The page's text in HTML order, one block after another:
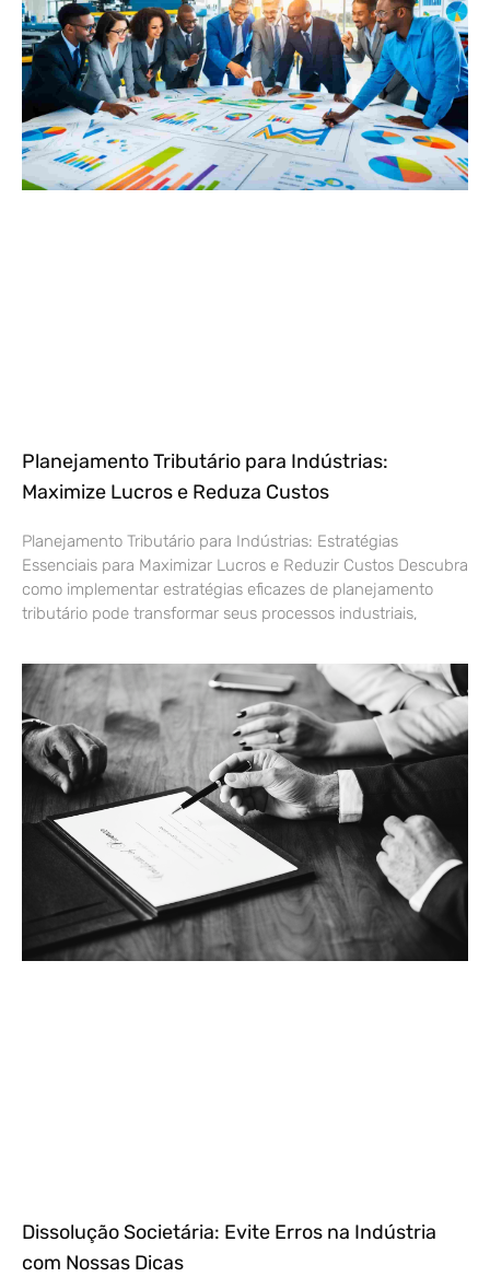
Planejamento Tributário para Indústrias:
Maximize Lucros e Reduza Custos
Planejamento Tributário para Indústrias: Estratégias
Essenciais para Maximizar Lucros e Reduzir Custos Descubra
como implementar estratégias eficazes de planejamento
tributário pode transformar seus processos industriais,
Dissolução Societária: Evite Erros na Indústria
com Nossas Dicas